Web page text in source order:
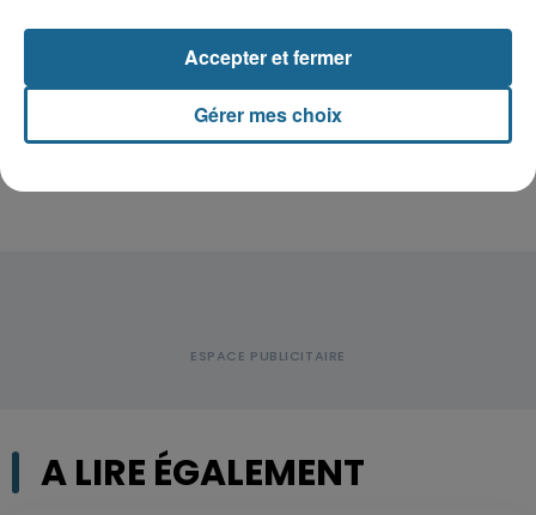
Disparition inquiétante à Cappelle-
la-Grande : Michael, 41 ans...
A LIRE ÉGALEMENT
Gérer mes choix
Accepter et fermer